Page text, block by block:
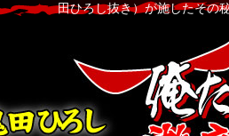
田ひろし抜き）が施したその